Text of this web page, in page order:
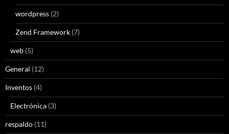
wordpress (2)
Zend Framework (7)
web (5)
General (12)
Inventos (4)
Electrónica (3)
respaldo (11)